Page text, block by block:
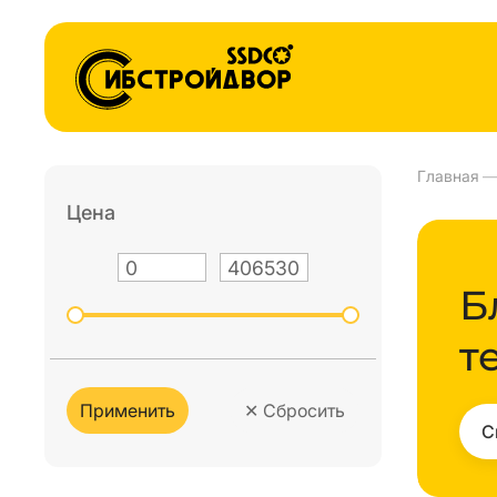
Цена
Применить ✕ Сбросить
Главная —